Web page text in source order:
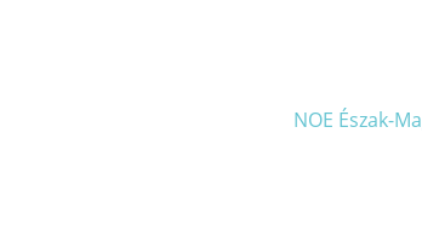
NOE Észak-